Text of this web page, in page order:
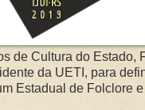
de Cultura do Estado,
da UETI, para
Estadual de Folclore